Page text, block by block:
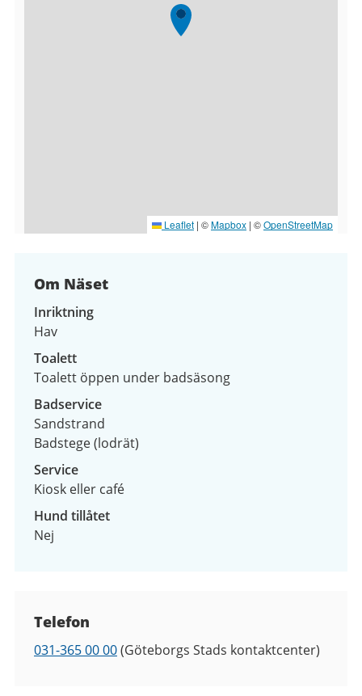
Leaflet | ©Mapbox | ©OpenStreetMap
Om Näset
Inriktning
Hav
Toalett
Toalett öppen under badsäsong
Badservice
Sandstrand
Badstege (lodrät)
Service
Kiosk eller café
Hund tillåtet
Nej
Telefon
Telefon
031-365 00 00(Göteborgs Stads kontaktcenter)